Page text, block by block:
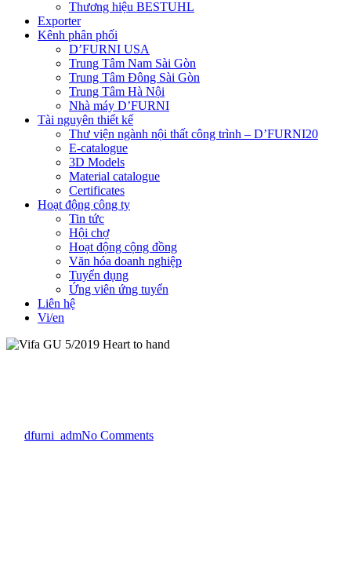
Thương hiệu BESTUHL
Exporter
Kênh phân phối
D’FURNI USA
Trung Tâm Nam Sài Gòn
Trung Tâm Đông Sài Gòn
Trung Tâm Hà Nội
Nhà máy D’FURNI
Tài nguyên thiết kế
Thư viện ngành nội thất công trình – D’FURNI20
E-catalogue
3D Models
Material catalogue
Certificates
Hoạt động công ty
Tin tức
Hội chợ
Hoạt động cộng đồng
Văn hóa doanh nghiệp
Tuyển dụng
Ứng viên ứng tuyển
Liên hệ
Vi/en
dfurni_admNo Comments